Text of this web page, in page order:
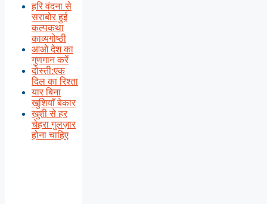
हरि वंदना से
सराबोर हुई
कल्पकथा
काव्यगोष्ठी
आओ देश का
गुणगान करें
दोस्ती:एक
दिल का रिश्ता
यार बिना
खुशियाँ बेकार
खुशी से हर
चेहरा गुलज़ार
होना चाहिए